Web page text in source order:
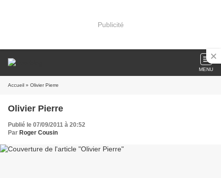
Publicité
MENU
Accueil » Olivier Pierre
Olivier Pierre
Publié le 07/09/2011 à 20:52
Par Roger Cousin